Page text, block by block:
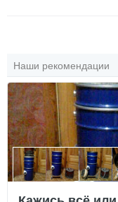
Наши рекомендации